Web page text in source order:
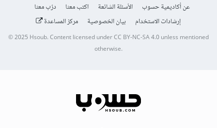
عن أكاديمية حسوب الأسئلة الشائعة اكتب معنا
درّب معنا
إرشادات الاستخدام
بيان الخصوصية مركز المساعدة
© 2025Hsoub.Content licensed underCC BY-NC-SA 4.0unless mentioned
otherwise.